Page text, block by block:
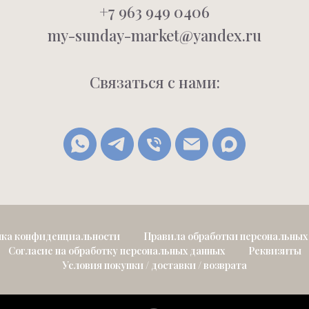
+7 963 949 0406
my-sunday-market@yandex.ru
Связаться с нами:
конфиденциальности
Правила обработки
Согласие на обработку персональных данных
Реквизиты
Условия покупки / доставки / возврата